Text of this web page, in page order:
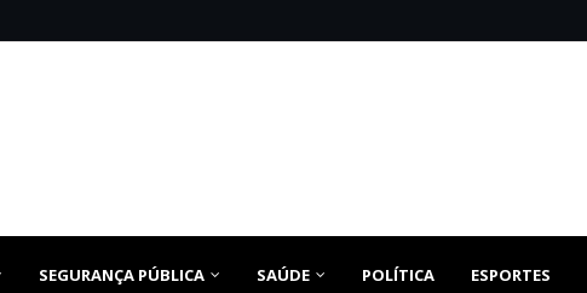
SEGURANÇA PÚBLICA SAÚDE POLÍTICA ESPORTES